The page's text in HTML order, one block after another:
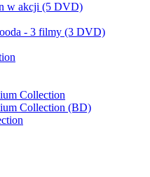
w akcji (5 DVD)
- 3 filmy (3 DVD)
Collection
Collection (BD)